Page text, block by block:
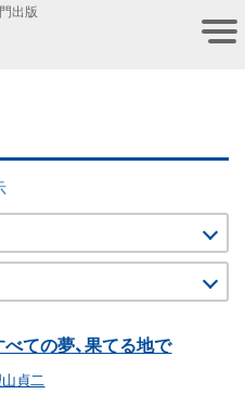
出版
べての夢、果てる地で
貞二